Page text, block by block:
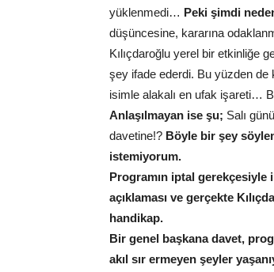
yüklenmedi… Peki şimdi
düşüncesine, kararına
Kılıçdaroğlu yerel bir etkinliğe
şey ifade ederdi. Bu yüzden de
isimle alakalı en ufak işareti…
Anlaşılmayan ise şu; Salı
davetine!? Böyle bir şey
istemiyorum.
Programın iptal gerekçesiyle
açıklaması ve gerçekte
handikap.
Bir genel başkana davet,
akıl sır ermeyen şeyler